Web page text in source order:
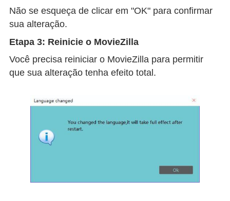
Não se esqueça de clicar em "OK" para confirmar
sua alteração.
Etapa 3: Reinicie o MovieZilla
Você precisa reiniciar o MovieZilla para permitir
que sua alteração tenha efeito total.